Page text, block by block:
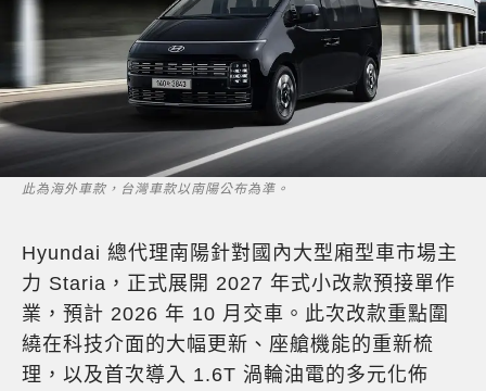
此為海外車款，台灣車款以南陽公布為準。
Hyundai 總代理南陽針對國內大型廂型車市場主
力 Staria，正式展開 2027 年式小改款預接單作
業，預計 2026 年 10 月交車。此次改款重點圍
繞在科技介面的大幅更新、座艙機能的重新梳
理，以及首次導入 1.6T 渦輪油電的多元化佈